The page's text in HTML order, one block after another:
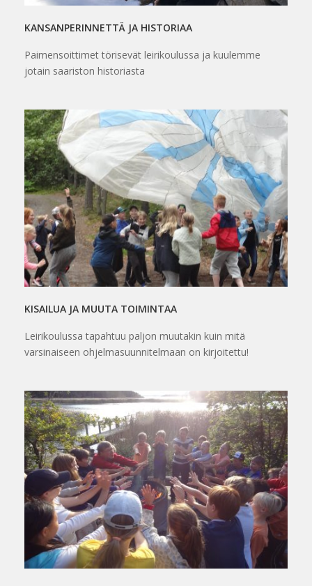
KANSANPERINNETTÄ JA HISTORIAA
Paimensoittimet törisevät leirikoulussa ja kuulemme
jotain saariston historiasta
KISAILUA JA MUUTA TOIMINTAA
Leirikoulussa tapahtuu paljon muutakin kuin mitä
varsinaiseen ohjelmasuunnitelmaan on kirjoitettu!